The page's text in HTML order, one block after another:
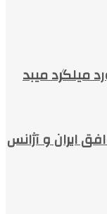
میلگرد میبد
ایران و آژانس